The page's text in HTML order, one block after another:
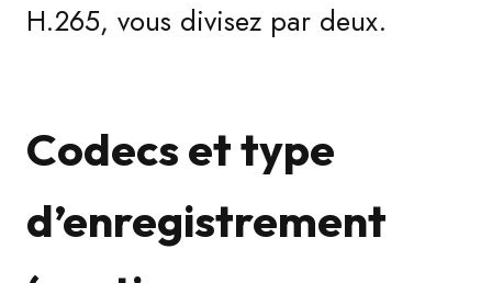
H.265, vous divisez par deux.
Codecs et type
d’enregistrement